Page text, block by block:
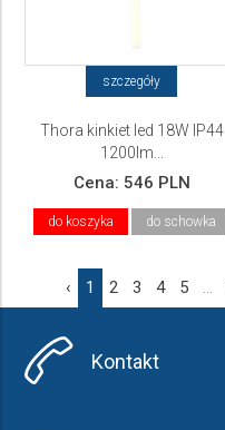
szczegóły
Thora kinkiet led 18W IP44
1200lm...
Cena: 546 PLN
do koszyka do schowka
‹ 1 2 3 4 5 ...
Kontakt